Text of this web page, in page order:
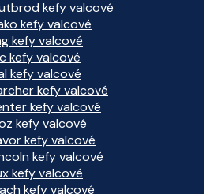
kefy valcové
kefy valcové
kefy valcové
kefy valcové
kefy valcové
kefy valcové
kefy valcové
kefy valcové
kefy valcové
kefy valcové
kefy valcové
kefy valcové